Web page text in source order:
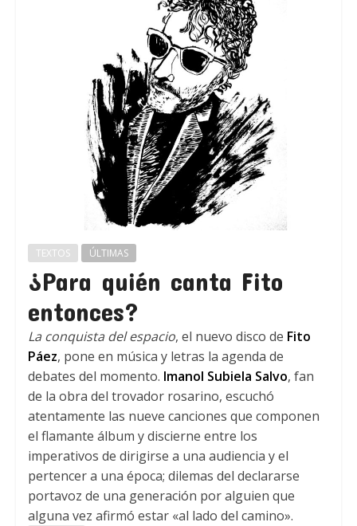
TEXTOS ÚLTIMAS
¿Para quién canta Fito
entonces?
La conquista del espacio, el nuevo disco de Fito
Páez, pone en música y letras la agenda de
debates del momento. Imanol Subiela Salvo, fan
de la obra del trovador rosarino, escuchó
atentamente las nueve canciones que componen
el flamante álbum y discierne entre los
imperativos de dirigirse a una audiencia y el
pertencer a una época; dilemas del declararse
portavoz de una generación por alguien que
alguna vez afirmó estar «al lado del camino».